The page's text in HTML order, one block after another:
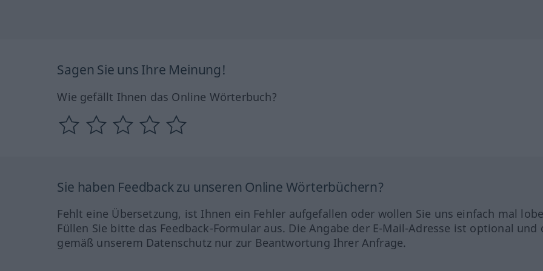
Sagen Sie uns Ihre Meinung!
Wie gefällt Ihnen das Online Wörterbuch?
Sie haben Feedback zu unseren Online Wörterbüchern?
Fehlt eine Übersetzung, ist Ihnen ein Fehler aufgefallen oder wollen Sie uns einfach mal
Füllen Sie bitte das Feedback-Formular aus. Die Angabe der E-Mail-Adresse ist optional und
gemäß unserem Datenschutz nur zur Beantwortung Ihrer Anfrage.